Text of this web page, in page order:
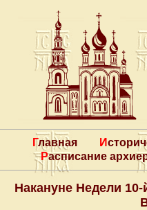
Главная
Расписание
Накануне Недели